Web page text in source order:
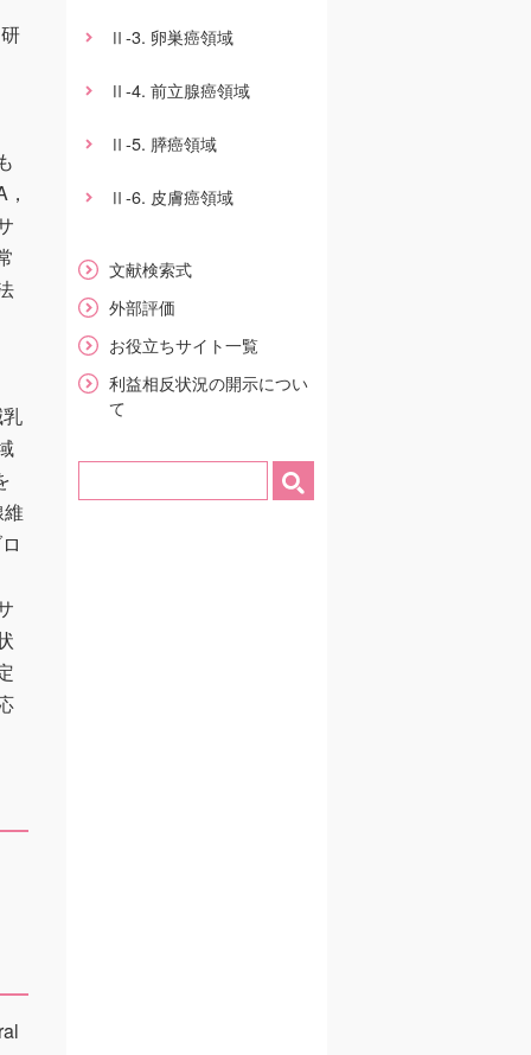
Ⅱ -3. 卵巣癌領域
Ⅱ -4. 前立腺癌領域
Ⅱ -5. 膵癌領域
Ⅱ -6. 皮膚癌領域
文献検索式
外部評価
お役立ちサイト一覧
利益相反状況の開示につい
て